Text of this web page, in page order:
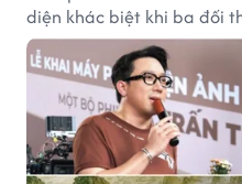
diện khác biệt khi ba đối
chiến tranh, võ hiệp đến